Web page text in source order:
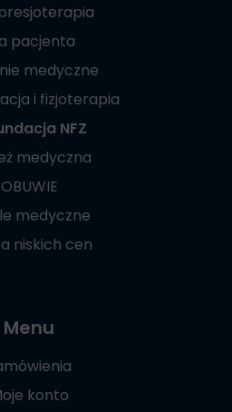
pacjenta
medyczne
i fizjoterapia
NFZ
medyczna
OBUWIE
medyczne
niskich cen
Menu
konto